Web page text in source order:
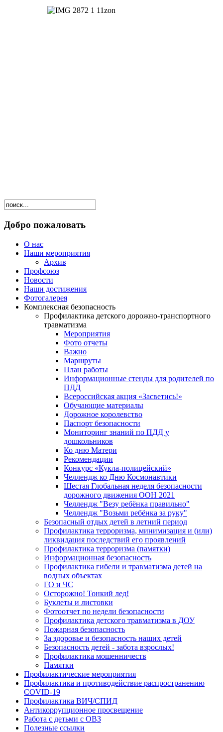
Добро пожаловать
О нас
Наши мероприятия
Архив
Профсоюз
Новости
Наши достижения
Фотогалерея
Комплексная безопасность
Профилактика детского дорожно-транспортного
травматизма
Мероприятия
Фото отчеты
Важно
Маршруты
План работы
Информационные стенды для родителей по
ПДД
Всероссийская акция «Засветись!»
Обучающие материалы
Дорожное королевство
Паспорт безопасности
Мониторинг знаний по ПДД у
дошкольников
Ко дню Матери
Рекомендации
Конкурс «Кукла-полицейский»
Челлендж ко Дню Космонавтики
Шестая Глобальная неделя безопасности
дорожного движения ООН 2021
Челлендж "Везу ребёнка правильно"
Челлендж "Возьми ребёнка за руку"
Безопасный отдых детей в летний период
Профилактика терроризма, минимизация и (или)
ликвидация последствий его проявлений
Профилактика терроризма (памятки)
Информационная безопасность
Профилактика гибели и травматизма детей на
водных объектах
ГО и ЧС
Осторожно! Тонкий лед!
Буклеты и листовки
Фотоотчет по недели безопасности
Профилактика детского травматизма в ДОУ
Пожарная безопасность
За здоровье и безопасность наших детей
Безопасность детей - забота взрослых!
Профилактика мошенничеств
Памятки
Профилактические мероприятия
Профилактика и противодействие распространению
COVID-19
Профилактика ВИЧ/СПИД
Антикоррупционное просвещение
Работа с детьми с ОВЗ
Полезные ссылки